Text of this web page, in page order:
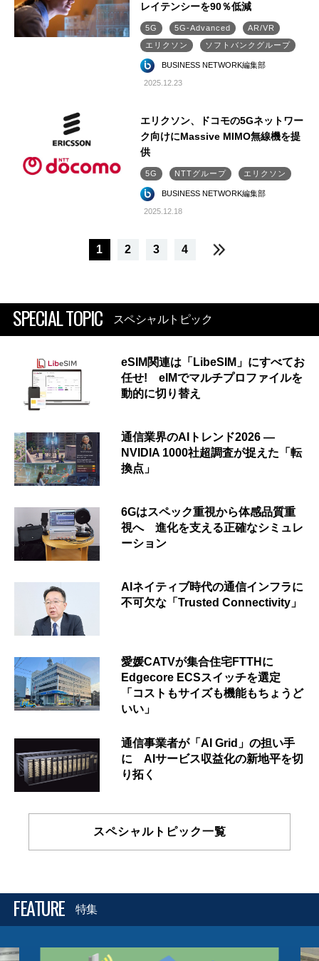
レイテンシーを90％低減
5G 5G-Advanced
AR/VR
エリクソン
ソフトバンクグループ
BUSINESS NETWORK編集部
2025.12.23
エリクソン、ドコモの5Gネットワー
ク向けにMassive MIMO無線機を提
供
5G NTTグループ エリクソン
BUSINESS NETWORK編集部
2025.12.18
1 2 3 4
SPECIAL TOPIC スペシャルトピック
eSIM関連は「LibeSIM」にすべてお
任せ! eIMでマルチプロファイルを
動的に切り替え
通信業界のAIトレンド2026 ―
NVIDIA 1000社超調査が捉えた「転
換点」
6Gはスペック重視から体感品質重
視へ 進化を支える正確なシミュレ
ーション
AIネイティブ時代の通信インフラに
不可欠な「Trusted Connectivity」
愛媛CATVが集合住宅FTTHに
Edgecore ECSスイッチを選定
「コストもサイズも機能もちょうど
いい」
通信事業者が「AI Grid」の担い手
に AIサービス収益化の新地平を切
り拓く
スペシャルトピック一覧
FEATURE 特集